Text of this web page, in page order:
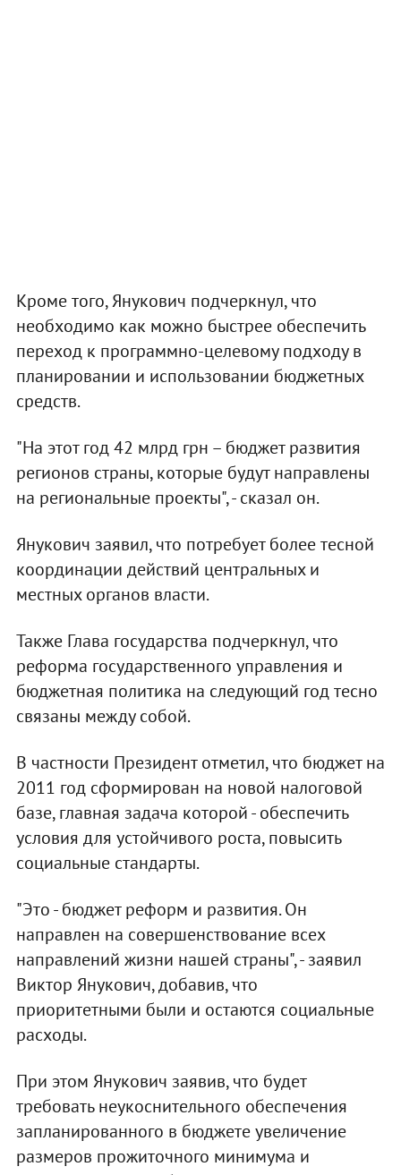
Кроме того, Янукович подчеркнул, что
необходимо как можно быстрее обеспечить
переход к программно-целевому подходу в
планировании и использовании бюджетных
средств.
"На этот год 42 млрд грн – бюджет развития
регионов страны, которые будут направлены
на региональные проекты", - сказал он.
Янукович заявил, что потребует более тесной
координации действий центральных и
местных органов власти.
Также Глава государства подчеркнул, что
реформа государственного управления и
бюджетная политика на следующий год тесно
связаны между собой.
В частности Президент отметил, что бюджет на
2011 год сформирован на новой налоговой
базе, главная задача которой - обеспечить
условия для устойчивого роста, повысить
социальные стандарты.
"Это - бюджет реформ и развития. Он
направлен на совершенствование всех
направлений жизни нашей страны", - заявил
Виктор Янукович, добавив, что
приоритетными были и остаются социальные
расходы.
При этом Янукович заявив, что будет
требовать неукоснительного обеспечения
запланированного в бюджете увеличение
размеров прожиточного минимума и